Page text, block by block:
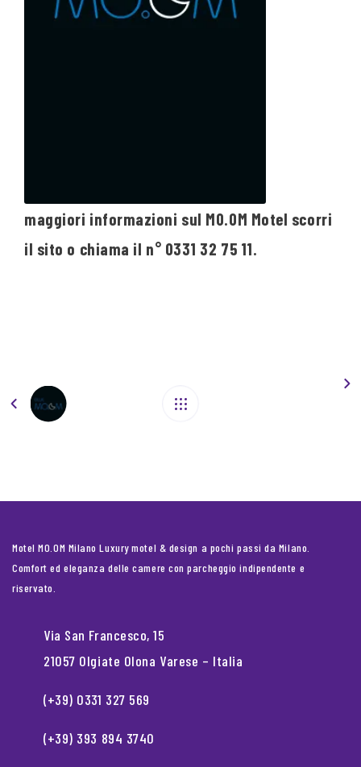
maggiori informazioni sul MO.OM Motel scorri
il sito o chiama il n° 0331 32 75 11.
Motel MO.OM Milano Luxury motel & design a pochi passi da Milano.
Comfort ed eleganza delle camere con parcheggio indipendente e
riservato.
Via San Francesco, 15
21057 Olgiate Olona Varese – Italia
(+39) 0331 327 569
(+39) 393 894 3740